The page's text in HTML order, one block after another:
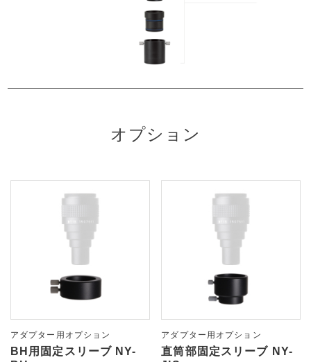
オプション
アダプター用オプション
BH用固定スリーブ NY-
アダプター用オプション
直筒部固定スリーブ NY-